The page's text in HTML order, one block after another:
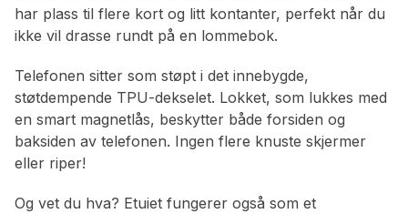
har plass til flere kort og litt kontanter, perfekt når du
ikke vil drasse rundt på en lommebok.
Telefonen sitter som støpt i det innebygde,
støtdempende TPU-dekselet. Lokket, som lukkes med
en smart magnetlås, beskytter både forsiden og
baksiden av telefonen. Ingen flere knuste skjermer
eller riper!
Og vet du hva? Etuiet fungerer også som et